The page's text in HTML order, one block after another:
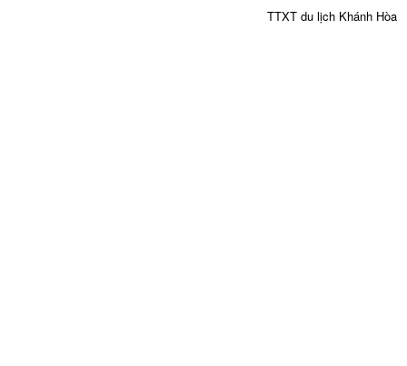
TTXT du lịch Khánh Hòa